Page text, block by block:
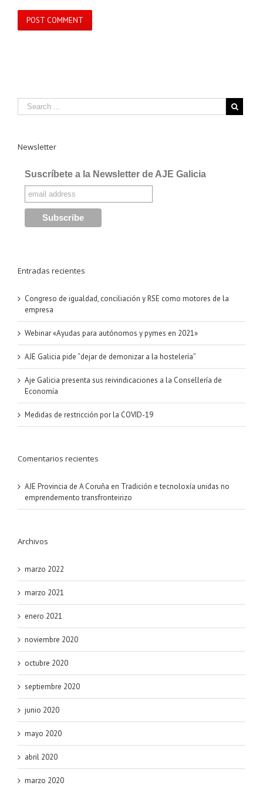
Newsletter
Suscríbete a la Newsletter de AJE Galicia
Entradas recientes
Congreso de igualdad, conciliación y RSE como motores de la
empresa
Webinar «Ayudas para autónomos y pymes en 2021»
AJE Galicia pide “dejar de demonizar a la hostelería”
Aje Galicia presenta sus reivindicaciones a la Consellería de
Economía
Medidas de restricción por la COVID-19
Comentarios recientes
AJE Provincia de A Coruña en Tradición e tecnoloxía unidas no
emprendemento transfronteirizo
Archivos
marzo 2022
marzo 2021
enero 2021
noviembre 2020
octubre 2020
septiembre 2020
junio 2020
mayo 2020
abril 2020
marzo 2020